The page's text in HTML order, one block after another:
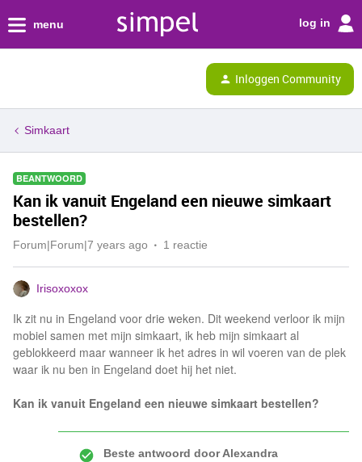
menu log in
Inloggen Community
Simkaart
BEANTWOORD
Kan ik vanuit Engeland een nieuwe simkaart
bestellen?
Forum|Forum|7 years ago 1 reactie
Irisoxoxox
Ik zit nu in Engeland voor drie weken. Dit weekend verloor ik mijn
mobiel samen met mijn simkaart, ik heb mijn simkaart al
geblokkeerd maar wanneer ik het adres in wil voeren van de plek
waar ik nu ben in Engeland doet hij het niet.
Kan ik vanuit Engeland een nieuwe simkaart bestellen?
Beste antwoord doorAlexandra